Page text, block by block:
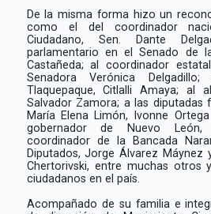
De la misma forma hizo un
como el del coordinador
Ciudadano, Sen. Dante
parlamentario en el Senado de
Castañeda; al coordinador
Senadora Verónica
Tlaquepaque, Citlalli Amaya; al
Salvador Zamora; a las diputadas
María Elena Limón, Ivonne
gobernador de Nuevo
coordinador de la Bancada
Diputados, Jorge Álvarez Máynez
Chertorivski, entre muchas otros
ciudadanos en el país.
Acompañado de su familia e